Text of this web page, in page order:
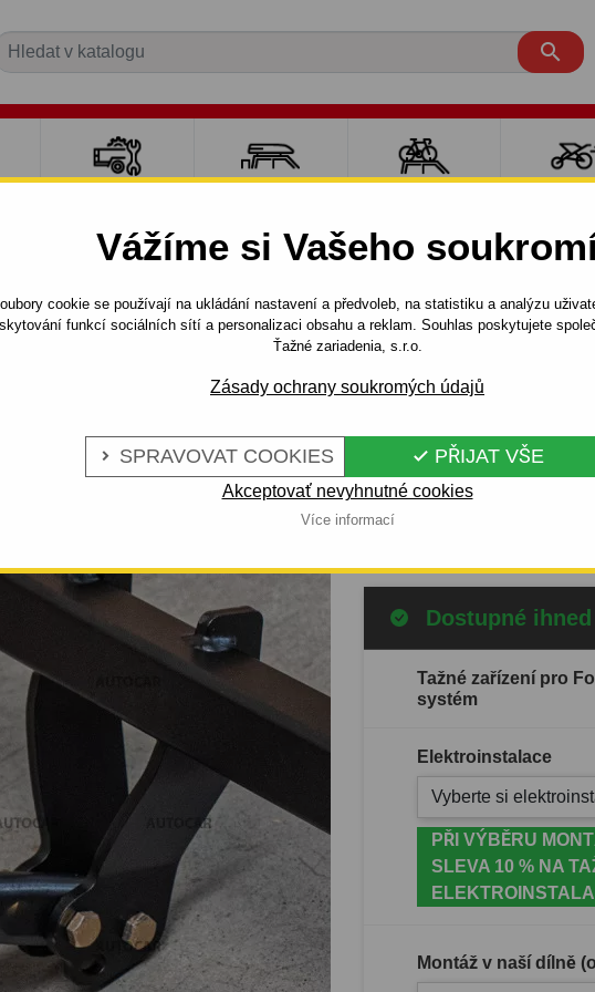
Vážíme si Vašeho
cookie se používají na ukládání nastavení a předvoleb, na statistiku a analýzu
funkcí sociálních sítí a personalizaci obsahu a reklam. Souhlas poskytujete
Ťažné zariadenia, s.r.o.
Zásady ochrany soukromých údajů
 SPRAVOVAT COOKIES  PŘIJAT VŠE
Akceptovať nevyhnutné cookies
Více informací

VOZÍKY
FIESTA 3 dv. 1996 - 2001 Tažné zařízení pro Ford FIESTA -
FORD FIESTA -
Kód: C 002 S
Ford Fiesta, 3/5 dv. 01.1996 -
Celý popis produktu
Dostupné ihned
Tažné zařízení pro
systém
Elektroinstalace
Vyberte si
PŘI VÝBĚRU
SLEVA 10 % NA
Montáž v naší dílně